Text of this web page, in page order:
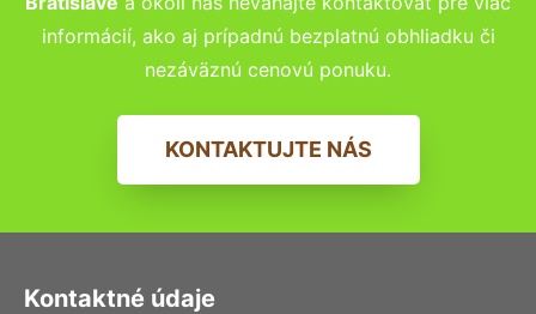
informácií, ako aj prípadnú bezplatnú obhliadku či
nezáväznú cenovú ponuku.
KONTAKTUJTE NÁS
Kontaktné údaje